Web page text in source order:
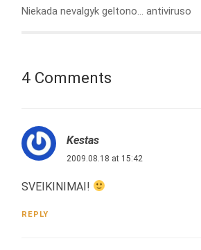
Niekada nevalgyk geltono… antiviruso
4 Comments
Kestas
2009.08.18 at 15:42
SVEIKINIMAI!
REPLY